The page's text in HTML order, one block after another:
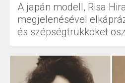
A japán modell, Risa
megjelenésével
és szépségtrükköket